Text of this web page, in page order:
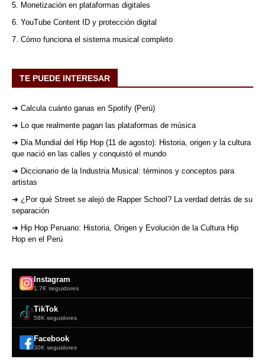
5. Monetización en plataformas digitales
6. YouTube Content ID y protección digital
7. Cómo funciona el sistema musical completo
TE PUEDE INTERESAR
➜ Calcula cuánto ganas en Spotify (Perú)
➜ Lo que realmente pagan las plataformas de música
➜ Día Mundial del Hip Hop (11 de agosto): Historia, origen y la cultura
que nació en las calles y conquistó el mundo
➜ Diccionario de la Industria Musical: términos y conceptos para
artistas
➜ ¿Por qué Street se alejó de Rapper School? La verdad detrás de su
separación
➜ Hip Hop Peruano: Historia, Origen y Evolución de la Cultura Hip
Hop en el Perú
Instagram
1.7K seguidores
TikTok
58K seguidores
Facebook
30K seguidores